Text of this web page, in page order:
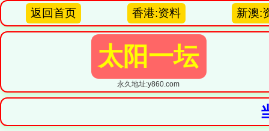
返回首页 香港:资料 新澳:
太阳一坛
永久地址:y860.com